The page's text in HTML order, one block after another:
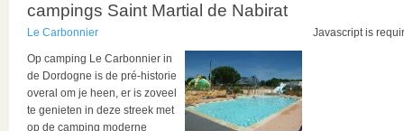
campings Saint Martial de Nabirat
Le Carbonnier
Op camping Le Carbonnier in
de Dordogne is de pré-historie
overal om je heen, er is zoveel
te genieten in deze streek met
op de camping moderne
Javascript is